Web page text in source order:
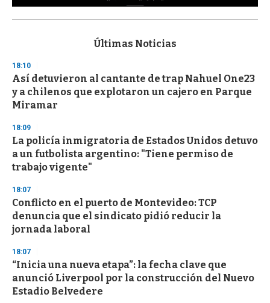
s
d
s
o
f
3
s
e
c
o
n
s
Últimas Noticias
18:10
Así detuvieron al cantante de trap Nahuel One23
y a chilenos que explotaron un cajero en Parque
Miramar
18:09
La policía inmigratoria de Estados Unidos detuvo
a un futbolista argentino: "Tiene permiso de
trabajo vigente"
18:07
Conflicto en el puerto de Montevideo: TCP
denuncia que el sindicato pidió reducir la
jornada laboral
18:07
“Inicia una nueva etapa”: la fecha clave que
anunció Liverpool por la construcción del Nuevo
Estadio Belvedere